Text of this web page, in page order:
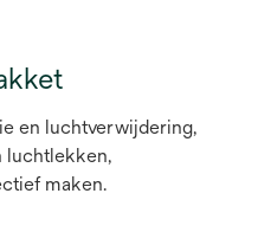
en luchtverwijdering,
luchtlekken,
maken.